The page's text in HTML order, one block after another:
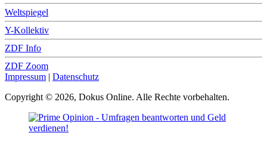
Weltspiegel
Y-Kollektiv
ZDF Info
ZDF Zoom
Impressum | Datenschutz
Copyright © 2026, Dokus Online. Alle Rechte vorbehalten.